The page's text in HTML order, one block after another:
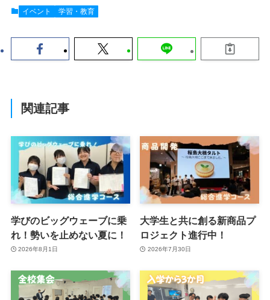
イベント 学習・教育
関連記事
学びのビッグウェーブに乗
れ！勢いを止めない夏に！
2026年8月1日
大学生と共に創る新商品プ
ロジェクト進行中！
2026年7月30日